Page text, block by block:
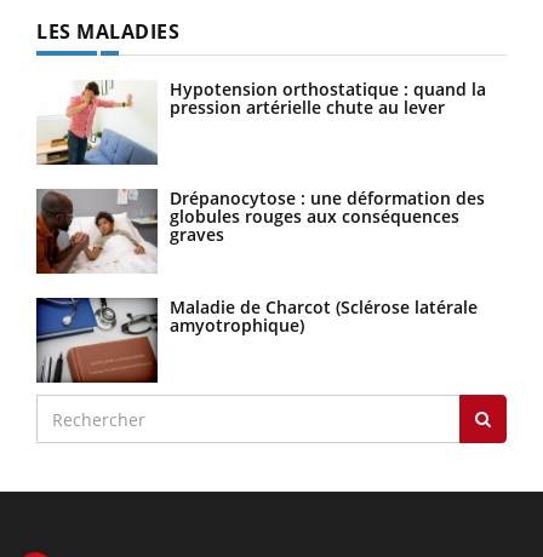
LES MALADIES
Hypotension orthostatique : quand la
pression artérielle chute au lever
Drépanocytose : une déformation des
globules rouges aux conséquences
graves
Maladie de Charcot (Sclérose latérale
amyotrophique)